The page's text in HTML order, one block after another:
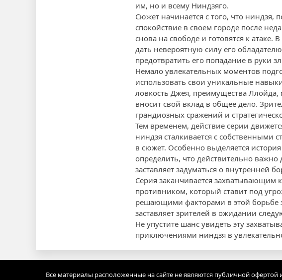
им, но и всему Ниндзяго.
Сюжет начинается с того, что ниндзя,
спокойствие в своем городе после
снова на свободе и готовятся к
дать невероятную силу его
предотвратить его попадание в руки
Немало увлекательных моментов
использовать свои уникальные
ловкость Джея, преимущества
вносит свой вклад в общее дело.
грандиозных сражений и
Тем временем, действие серии
ниндзя сталкивается с собственными
в сюжет. Особенно выделяется
определить, что действительно
заставляет задуматься о внутренней
Серия заканчивается
противником, который ставит под
решающими факторами в этой борьбе
заставляет зрителей в ожидании
Не упустите шанс увидеть эту
приключениями ниндзя в
Все материалы расположенные на сайте не являются публичной